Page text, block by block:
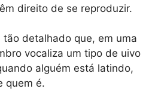
direito de se reproduzir.
tão detalhado que, em uma
vocaliza um tipo de uivo
alguém está latindo,
quem é.